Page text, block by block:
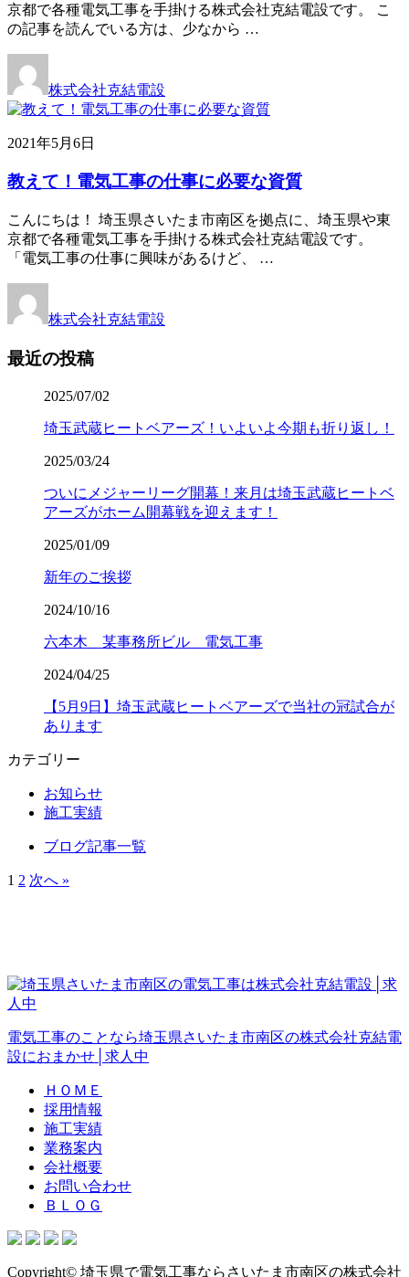
京都で各種電気工事を手掛ける株式会社克結電設です。 こ
の記事を読んでいる方は、少なから …
株式会社克結電設
2021年5月6日
教えて！電気工事の仕事に必要な資質
こんにちは！ 埼玉県さいたま市南区を拠点に、埼玉県や東
京都で各種電気工事を手掛ける株式会社克結電設です。
「電気工事の仕事に興味があるけど、 …
株式会社克結電設
最近の投稿
2025/07/02
埼玉武蔵ヒートベアーズ！いよいよ今期も折り返し！
2025/03/24
ついにメジャーリーグ開幕！来月は埼玉武蔵ヒートベ
アーズがホーム開幕戦を迎えます！
2025/01/09
新年のご挨拶
2024/10/16
六本木 某事務所ビル 電気工事
2024/04/25
【5月9日】埼玉武蔵ヒートベアーズで当社の冠試合が
あります
カテゴリー
お知らせ
施工実績
ブログ記事一覧
1 2 次へ »
電気工事のことなら埼玉県さいたま市南区の株式会社克結電
設におまかせ│求人中
ＨＯＭＥ
採用情報
施工実績
業務案内
会社概要
お問い合わせ
ＢＬＯＧ
Copyright© 埼玉県で電気工事ならさいたま市南区の株式会社